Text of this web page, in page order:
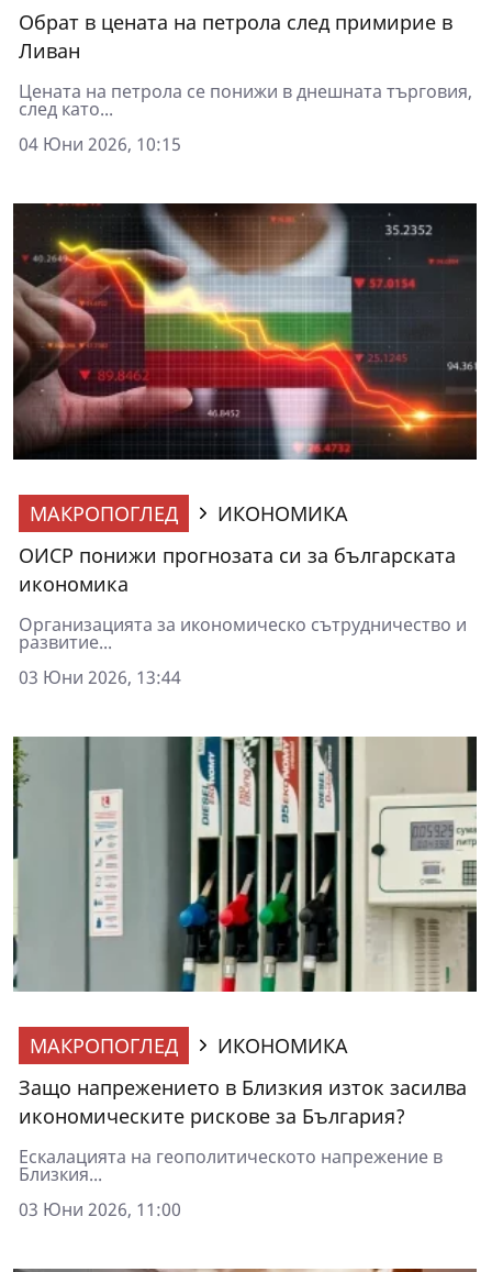
Обрат в цената на петрола след примирие в
Ливан
Цената на петрола се понижи в днешната търговия,
след като...
04 Юни 2026, 10:15
МАКРОПОГЛЕД
ИКОНОМИКА
ОИСР понижи прогнозата си за българската
икономика
Организацията за икономическо сътрудничество и
развитие...
03 Юни 2026, 13:44
МАКРОПОГЛЕД
ИКОНОМИКА
Защо напрежението в Близкия изток засилва
икономическите рискове за България?
Ескалацията на геополитическото напрежение в
Близкия...
03 Юни 2026, 11:00